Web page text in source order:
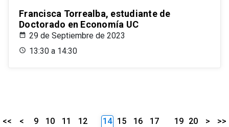
Francisca Torrealba, estudiante de
Doctorado en Economía UC
29 de Septiembre de 2023
13:30 a 14:30
<< < 9 10 11
12
14 15 16
17
19 20 > >>